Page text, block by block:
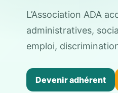
L’Association ADA
administratives,
emploi,
Devenir adhérent